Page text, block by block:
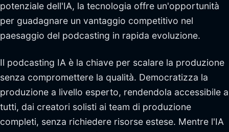
potenziale dell'IA, la tecnologia offre un'opportunità
per guadagnare un vantaggio competitivo nel
paesaggio del podcasting in rapida evoluzione.
Il podcasting IA è la chiave per scalare la produzione
senza compromettere la qualità. Democratizza la
produzione a livello esperto, rendendola accessibile a
tutti, dai creatori solisti ai team di produzione
completi, senza richiedere risorse estese. Mentre l'IA